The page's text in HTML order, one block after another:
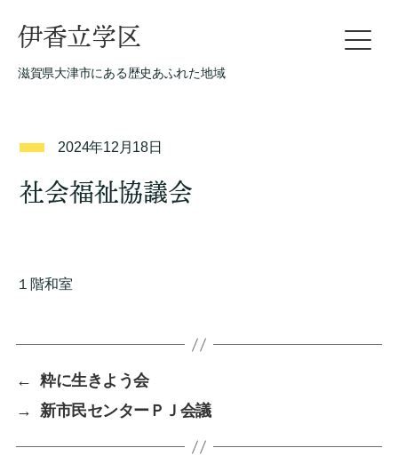
伊香立学区
滋賀県大津市にある歴史あふれた地域
2024年12月18日
社会福祉協議会
１階和室
←
粋に生きよう会
→
新市民センターＰＪ会議